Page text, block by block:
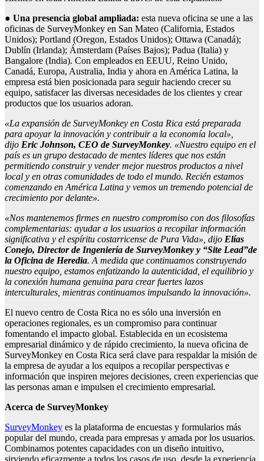
● Una presencia global ampliada: esta nueva oficina se une a las
oficinas de SurveyMonkey en San Mateo (California, Estados
Unidos); Portland (Oregon, Estados Unidos); Ottawa (Canadá);
Dublín (Irlanda); Ámsterdam (Países Bajos); Padua (Italia) y
Bangalore (India). Con empleados en EEUU, Reino Unido,
Canadá, Europa, Australia, India y ahora en América Latina, la
empresa está bien posicionada para seguir haciendo crecer su
equipo, satisfacer las diversas necesidades de los clientes y crear
productos que los usuarios adoran.
«La expansión de SurveyMonkey en Costa Rica está preparada
para apoyar la innovación y contribuir a la economía local»,
dijo Eric Johnson, CEO de SurveyMonkey. «Nuestro equipo en el
país es un grupo destacado de mentes líderes que nos están
permitiendo construir y vender mejor nuestros productos a nivel
local y en otras comunidades de todo el mundo. Recién estamos
comenzando en América Latina y vemos un tremendo potencial de
crecimiento por delante».
«Nos mantenemos firmes en nuestro compromiso con dos filosofías
complementarias: ayudar a los usuarios a recopilar información
significativa y el espíritu costarricense de Pura Vida», dijo Elías
Conejo, Director de Ingeniería de SurveyMonkey y “Site Lead”de
la Oficina de Heredia. A medida que continuamos construyendo
nuestro equipo, estamos enfatizando la autenticidad, el equilibrio y
la conexión humana genuina para crear fuertes lazos
interculturales, mientras continuamos impulsando la innovación».
El nuevo centro de Costa Rica no es sólo una inversión en
operaciones regionales, es un compromiso para continuar
fomentando el impacto global. Establecida en un ecosistema
empresarial dinámico y de rápido crecimiento, la nueva oficina de
SurveyMonkey en Costa Rica será clave para respaldar la misión de
la empresa de ayudar a los equipos a recopilar perspectivas e
información que inspiren mejores decisiones, creen experiencias que
las personas aman e impulsen el crecimiento empresarial.
Acerca de SurveyMonkey
SurveyMonkey es la plataforma de encuestas y formularios más
popular del mundo, creada para empresas y amada por los usuarios.
Combinamos potentes capacidades con un diseño intuitivo,